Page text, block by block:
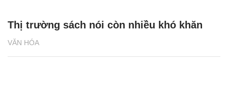
VĂN HÓA
Thị trường sách nói còn nhiều khó khăn